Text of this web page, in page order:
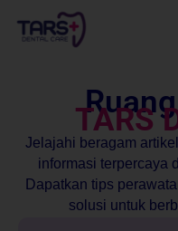
TARS
Jelajahi beragam
informasi terpercaya
Dapatkan tips
solusi untuk